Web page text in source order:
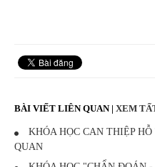
BÀI VIẾT LIÊN QUAN | XEM
KHÓA HỌC CAN THIỆP
QUAN